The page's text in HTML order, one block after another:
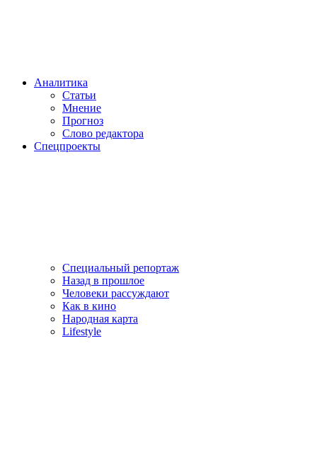
Аналитика
Статьи
Мнение
Прогноз
Cлово редактора
Спецпроекты
Специальный репортаж
Назад в прошлое
Человеки рассуждают
Как в кино
Народная карта
Lifestyle